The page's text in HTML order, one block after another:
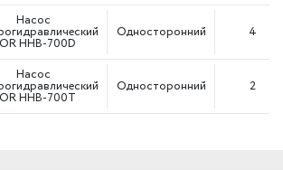
Насос
HHB-700D
Односторонний 4
Насос
HHB-700T
Односторонний 2